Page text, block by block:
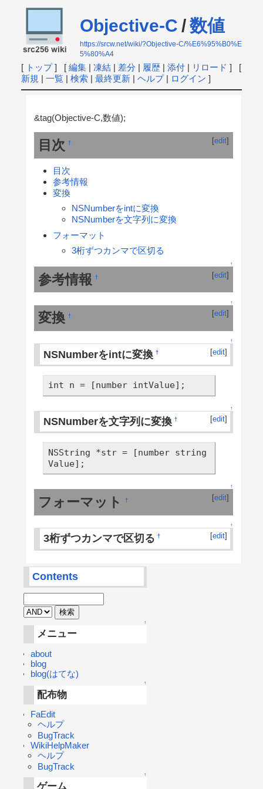
Objective-C /数値
https://srcw.net/wiki/?Objective-C/%E6%95%B0%E
5%80%A4
[ トップ] [ 編集| 凍結| 差分 | 履歴| 添付| リロード ] [
新規 | 一覧| 検索| 最終更新| ヘルプ| ログイン ]
&tag(Objective-C,数値);
目次 † [edit]
目次
参考情報
変換
NSNumberをintに変換
NSNumberを文字列に変換
フォーマット
3桁ずつカンマで区切る
↑
参考情報 † [edit]
↑
変換 † [edit]
↑
NSNumberをintに変換 † [edit]
int n = [number intValue];
↑
NSNumberを文字列に変換 † [edit]
NSString *str = [number string
Value];
↑
フォーマット † [edit]
↑
3桁ずつカンマで区切る † [edit]
Contents
↑
メニュー
about
blog
blog(はてな)
↑
配布物
FaEdit
ヘルプ
BugTrack
WikiHelpMaker
ヘルプ
BugTrack
↑
ゲーム